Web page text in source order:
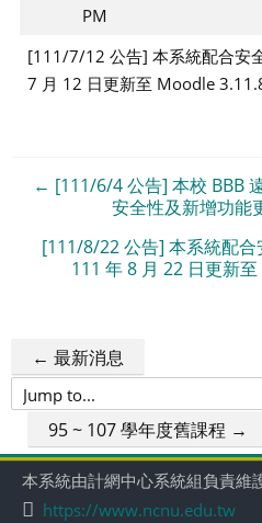
PM
[111/7/12 公告] 本系統配合安
7 月 12 日更新至 Moodle
← [111/6/4 公告] 本校 BBB
安全性及新增功能
[111/8/22 公告] 本系統配
111 年 8 月 22 日更新
← 最新消息
Jump
95 ~ 107 學年度舊課程 →
本系統由計網中心系統組負責
https://www.ncnu.edu.tw